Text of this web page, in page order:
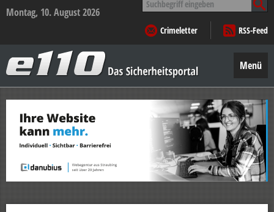
Montag, 10. August 2026
nach:
Crimeletter
RSS-Feed
–
Das
Sicherheitsportal
Menü
Zum
Inhalt
springen